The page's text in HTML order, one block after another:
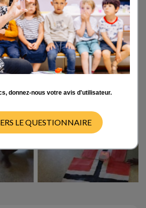
à la Goutte d'Or à
Malabry.
donnez-nous votre avis d'utilisateur.
LE QUESTIONNAIRE